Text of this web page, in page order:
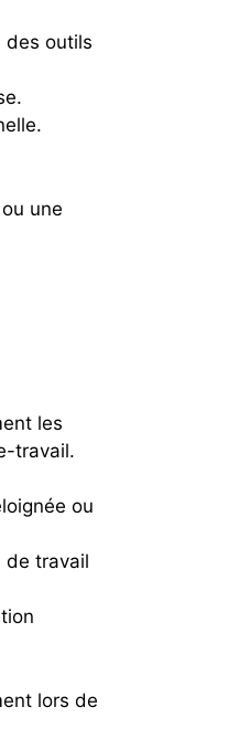
des outils
une
les
travail.
ou
de travail
lors de